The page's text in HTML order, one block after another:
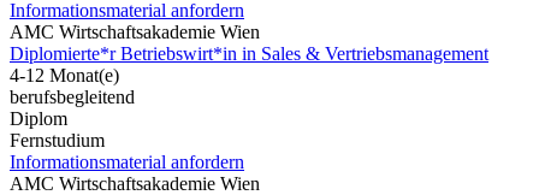
Informationsmaterial anfordern
AMC Wirtschaftsakademie Wien
Diplomierte*r Betriebswirt*in in Sales & Vertriebsmanagement
4-12 Monat(e)
berufsbegleitend
Diplom
Fernstudium
Informationsmaterial anfordern
AMC Wirtschaftsakademie Wien